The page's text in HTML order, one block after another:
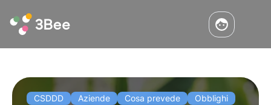
CSDDD Aziende Cosa prevede Obblighi